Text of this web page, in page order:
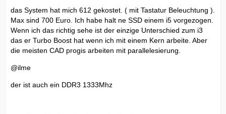
das System hat mich 612 gekostet. ( mit Tastatur Beleuchtung ).
Max sind 700 Euro. Ich habe halt ne SSD einem i5 vorgezogen.
Wenn ich das richtig sehe ist der einzige Unterschied zum i3
das er Turbo Boost hat wenn ich mit einem Kern arbeite. Aber
die meisten CAD progis arbeiten mit parallelesierung.
@ilme
der ist auch ein DDR3 1333Mhz